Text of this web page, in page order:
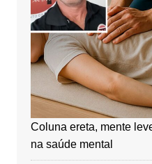
Coluna ereta, mente
na saúde mental